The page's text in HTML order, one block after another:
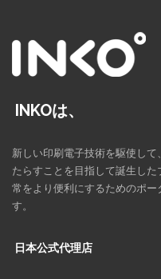
INKOは、
新しい印刷電子技術を駆使し
たらすことを目指して誕生し
常をより便利にするためのポ
す。
日本公式代理店